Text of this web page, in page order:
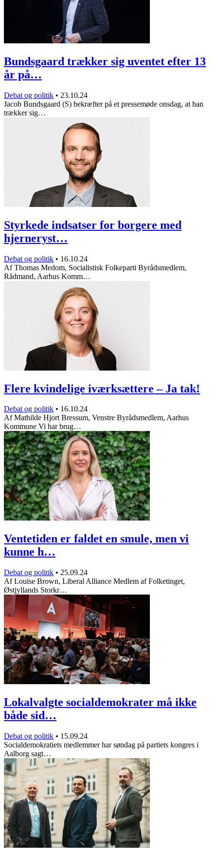
Bundsgaard trækker sig uventet efter 13
år på…
Debat og politik • 23.10.24
Jacob Bundsgaard (S) bekræfter på et pressemøde onsdag, at han
trækker sig…
Styrkede indsatser for borgere med
hjerneryst…
Debat og politik • 16.10.24
Af Thomas Medom, Socialistisk Folkeparti Byrådsmedlem,
Rådmand, Aarhus Komm…
Flere kvindelige iværksættere – Ja tak!
Debat og politik • 16.10.24
Af Mathilde Hjort Bressum, Venstre Byrådsmedlem, Aarhus
Kommune Vi har brug…
Ventetiden er faldet en smule, men vi
kunne h…
Debat og politik • 25.09.24
Af Louise Brown, Liberal Alliance Medlem af Folketinget,
Østjyllands Storkr…
Lokalvalgte socialdemokrater må ikke
både sid…
Debat og politik • 15.09.24
Socialdemokratiets medlemmer har søndag på partiets kongres i
Aalborg sagt…